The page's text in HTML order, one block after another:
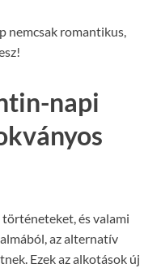
nemcsak romantikus,
napi
és valami
az alternatív
Ezek az alkotások új